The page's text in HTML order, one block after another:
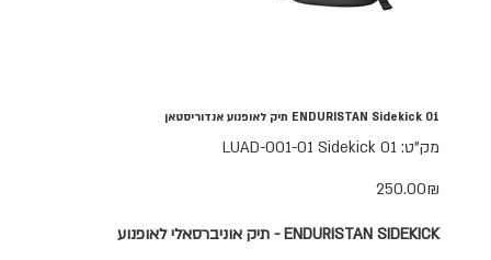
ENDURISTAN Sidekick 01 תיק לאופנוע אנדוריסטאן
מק"ט:
מק"ט
LUAD-
LUAD-001-01 Sidekick 01
מחיר ‏250.00 ‏₪
תיק אוניברסאלי לאופנוע - ENDURISTAN SIDEKICK